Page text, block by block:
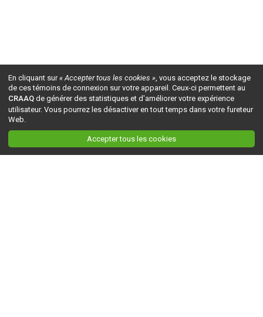
En cliquant sur« Accepter tous les cookies », vous acceptez le stockage
de ces témoins de connexion sur votre appareil. Ceux-ci permettent au
CRAAQ de générer des statistiques et d'améliorer votre expérience
utilisateur. Vous pourrez les désactiver en tout temps dans votre fureteur
Web.
Accepter tous les cookies